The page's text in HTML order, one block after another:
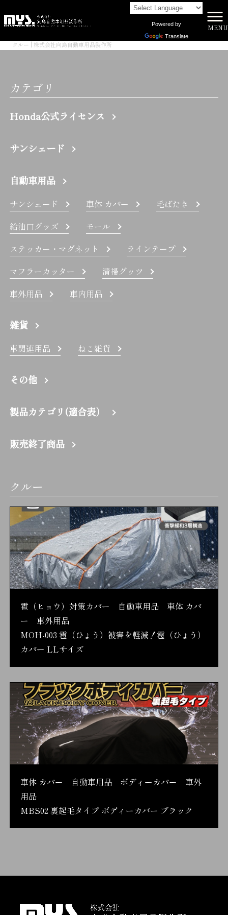
Powered by
Translate
MENU
クルー | 株式会社向島自動車用品製作所
カテゴリ
Honda公式ライセンス
サンシェード
自動車用品
サンシェード 車体 カバー
毛ばたき
給油口グッズ
モール
ステッカー・マグネット
ラインテープ
マフラーカッター
清掃グッツ
車外用品
車内用品
雑貨
車関連用品 ねこ雑貨
その他
製品カテゴリ(適合表）
販売終了商品
クルー
雹（ヒョウ）対策カバー 自動車用品 車体 カバ
ー 車外用品
MOH-003 雹（ひょう）被害を軽減！雹（ひょう）
カバー LLサイズ
車体 カバー 自動車用品 ボディーカバー 車外
用品
MBS02 裏起毛タイプ ボディーカバー ブラック